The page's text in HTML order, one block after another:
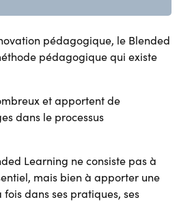
pédagogique, le Blended
pédagogique qui existe
et apportent de
dans le processus
Learning ne consiste pas à
mais bien à apporter une
dans ses pratiques, ses